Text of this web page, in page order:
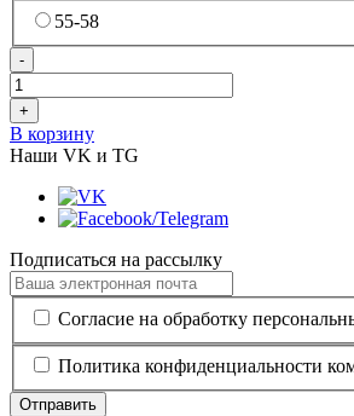
55-58
-
+
В корзину
Наши VK и TG
Подписаться на рассылку
Согласие на обработку
Политика конфиденциальности
Отправить